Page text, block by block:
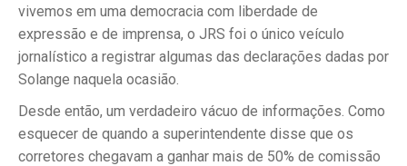
vivemos em uma democracia com liberdade de
expressão e de imprensa, o JRS foi o único veículo
jornalístico a registrar algumas das declarações dadas por
Solange naquela ocasião.
Desde então, um verdadeiro vácuo de informações. Como
esquecer de quando a superintendente disse que os
corretores chegavam a ganhar mais de 50% de comissão